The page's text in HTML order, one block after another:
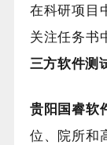
在科研项目
关注任务书
三方软件测
贵阳国睿软
位、院所和